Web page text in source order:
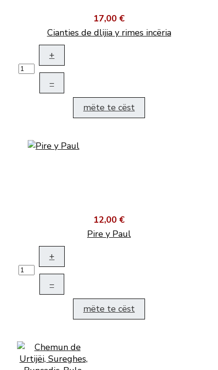
17,00 €
Cianties de dlijia y rimes incëria
+
–
mëte te cëst
12,00 €
Pire y Paul
+
–
mëte te cëst